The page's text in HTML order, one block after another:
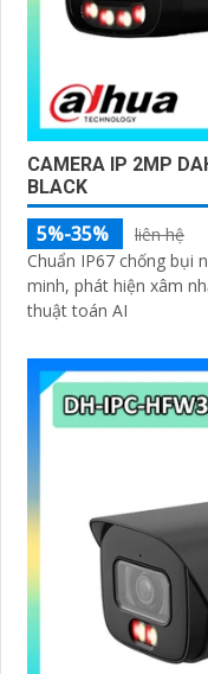
CAMERA IP 2MP
BLACK
5%-35%
liên hệ
Chuẩn IP67 chống bụi
minh, phát hiện xâm
thuật toán AI